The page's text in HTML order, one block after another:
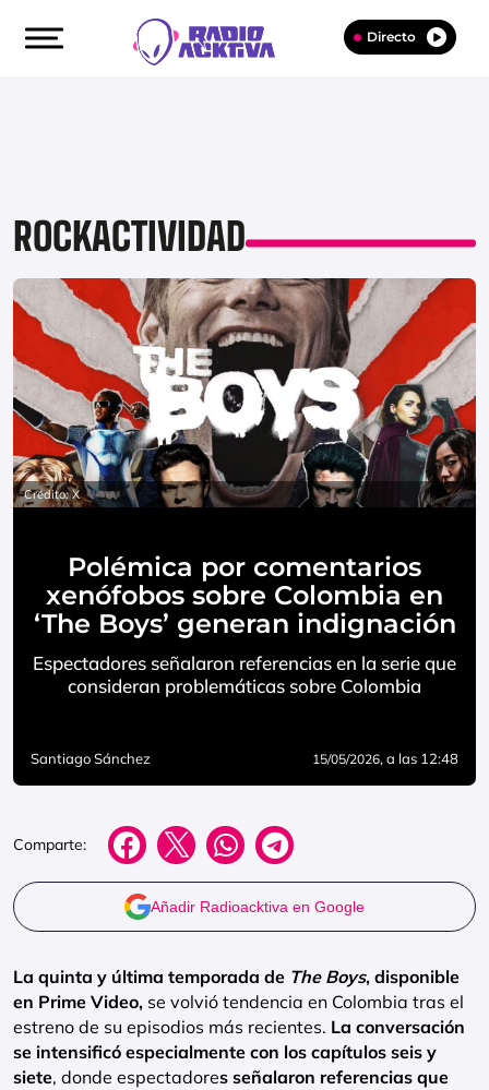
Directo
ROCKACTIVIDAD
Crédito: X
Polémica por comentarios
xenófobos sobre Colombia en
‘The Boys’ generan indignación
Espectadores señalaron referencias en la serie que
consideran problemáticas sobre Colombia
Santiago Sánchez 15/05/2026, a las 12:48
Comparte:
Añadir Radioacktiva en Google
La quinta y última temporada de The Boys, disponible
en Prime Video, se volvió tendencia en Colombia tras el
estreno de su episodios más recientes. La conversación
se intensificó especialmente con los capítulos seis y
siete, donde espectadores señalaron referencias que